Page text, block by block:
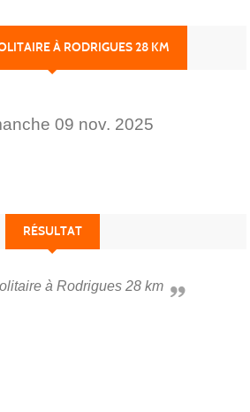
À RODRIGUES 28 KM
09 nov. 2025
RÉSULTAT
à Rodrigues 28 km